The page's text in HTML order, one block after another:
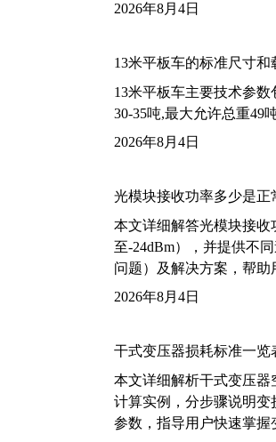
2026年8月4日
13米平板车的标准尺寸和
13米平板车主要技术参数
30-35吨,最大允许总重49
2026年8月4日
光模块接收功率多少是正
本文详细解答光模块接
至-24dBm），并提供不
问题）及解决方案，帮助
2026年8月4日
干式变压器损耗标准一览
本文详细解析干式变压器
计算实例，分步骤说明变
参数，指导用户快速掌握